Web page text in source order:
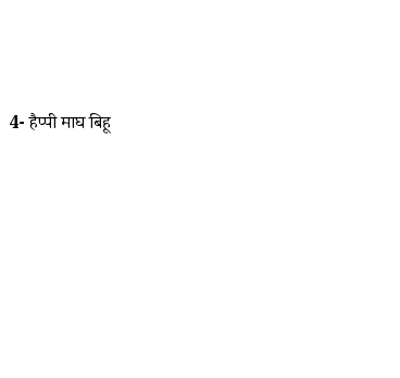
4-हैप्पी माघ बिहू